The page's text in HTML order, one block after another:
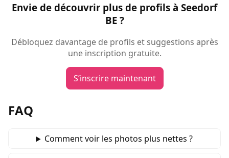
Envie de découvrir plus de profils à Seedorf
BE ?
Débloquez davantage de profils et suggestions après
une inscription gratuite.
S’inscrire maintenant
FAQ
Comment voir les photos plus nettes ?